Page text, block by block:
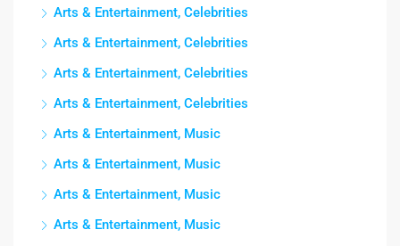
Arts & Entertainment, Celebrities
Arts & Entertainment, Celebrities
Arts & Entertainment, Celebrities
Arts & Entertainment, Celebrities
Arts & Entertainment, Music
Arts & Entertainment, Music
Arts & Entertainment, Music
Arts & Entertainment, Music